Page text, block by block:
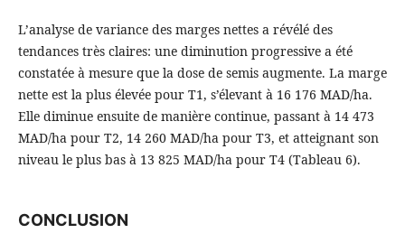
L’analyse de variance des marges nettes a révélé des
tendances très claires: une diminution progressive a été
constatée à mesure que la dose de semis augmente. La marge
nette est la plus élevée pour T1, s’élevant à 16 176 MAD/ha.
Elle diminue ensuite de manière continue, passant à 14 473
MAD/ha pour T2, 14 260 MAD/ha pour T3, et atteignant son
niveau le plus bas à 13 825 MAD/ha pour T4 (Tableau 6).
CONCLUSION